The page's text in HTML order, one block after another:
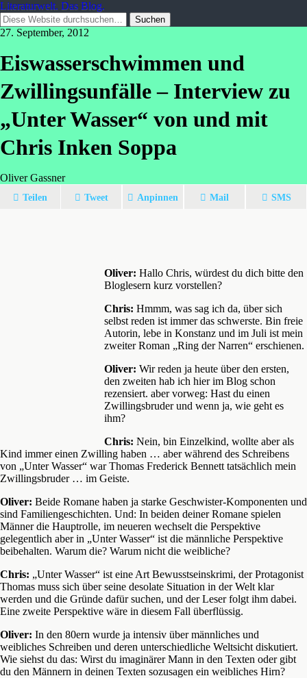
Literaturwelt. Das Blog.
27. September, 2012
Eiswasserschwimmen und
Zwillingsunfälle – Interview zu
„Unter Wasser“ von und mit
Chris Inken Soppa
Oliver Gassner
Teilen Tweet Anpinnen Mail SMS
Oliver: Hallo Chris, würdest du dich bitte den
Bloglesern kurz vorstellen?
Chris: Hmmm, was sag ich da, über sich
selbst reden ist immer das schwerste. Bin freie
Autorin, lebe in Konstanz und im Juli ist mein
zweiter Roman „Ring der Narren“ erschienen.
Oliver: Wir reden ja heute über den ersten,
den zweiten hab ich hier im Blog schon
rezensiert. aber vorweg: Hast du einen
Zwillingsbruder und wenn ja, wie geht es
ihm?
Chris: Nein, bin Einzelkind, wollte aber als
Kind immer einen Zwilling haben … aber während des Schreibens
von „Unter Wasser“ war Thomas Frederick Bennett tatsächlich mein
Zwillingsbruder … im Geiste.
Oliver: Beide Romane haben ja starke Geschwister-Komponenten und
sind Familiengeschichten. Und: In beiden deiner Romane spielen
Männer die Hauptrolle, im neueren wechselt die Perspektive
gelegentlich aber in „Unter Wasser“ ist die männliche Perspektive
beibehalten. Warum die? Warum nicht die weibliche?
Chris: „Unter Wasser“ ist eine Art Bewusstseinskrimi, der Protagonist
Thomas muss sich über seine desolate Situation in der Welt klar
werden und die Gründe dafür suchen, und der Leser folgt ihm dabei.
Eine zweite Perspektive wäre in diesem Fall überflüssig.
Oliver: In den 80ern wurde ja intensiv über männliches und
weibliches Schreiben und deren unterschiedliche Weltsicht diskutiert.
Wie siehst du das: Wirst du imaginärer Mann in den Texten oder gibt
du den Männern in deinen Texten sozusagen ein weibliches Hirn?